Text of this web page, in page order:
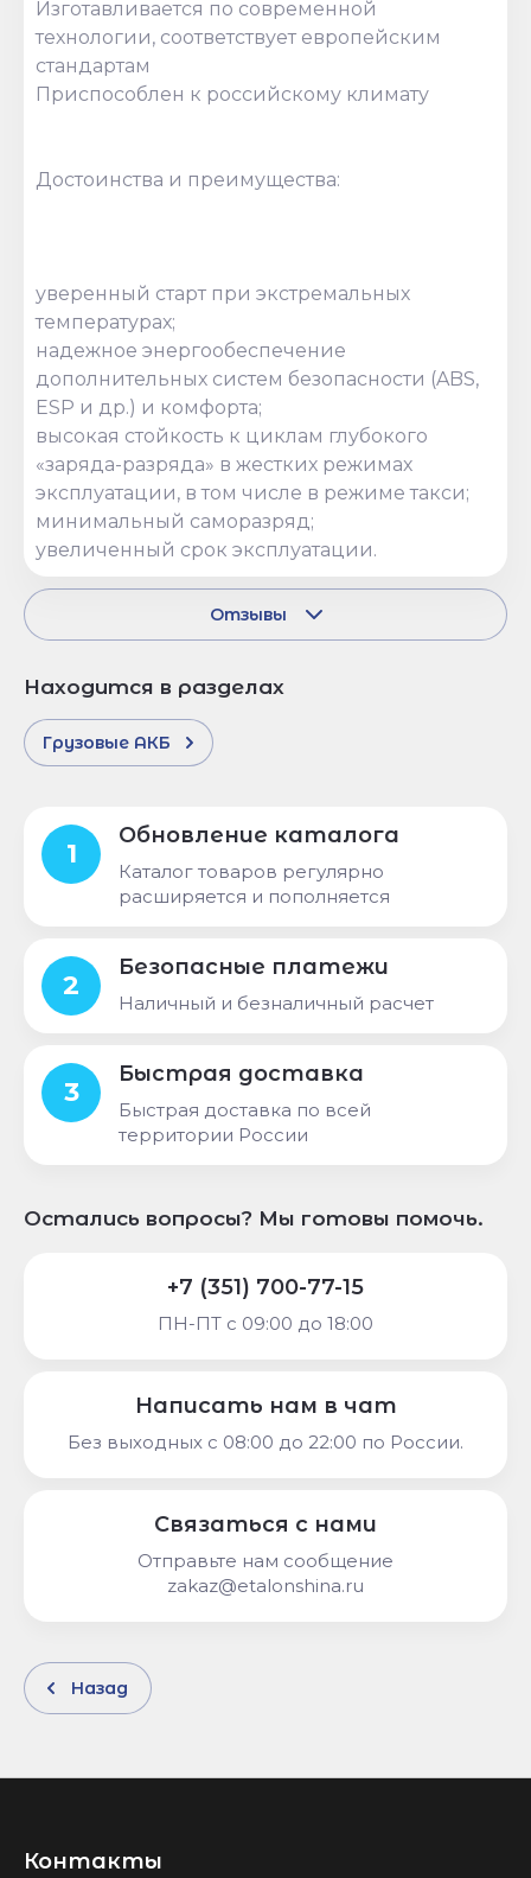
Изготавливается по современной
технологии, соответствует европейским
стандартам
Приспособлен к российскому климату
Достоинства и преимущества:
уверенный старт при экстремальных
температурах;
надежное энергообеспечение
дополнительных систем безопасности (ABS,
ESP и др.) и комфорта;
высокая стойкость к циклам глубокого
«заряда-разряда» в жестких режимах
эксплуатации, в том числе в режиме такси;
минимальный саморазряд;
увеличенный срок эксплуатации.
Отзывы
Находится в разделах
Грузовые АКБ
1
Обновление каталога
Каталог товаров регулярно
расширяется и пополняется
2
Безопасные платежи
Наличный и безналичный расчет
3
Быстрая доставка
Быстрая доставка по всей
территории России
Остались вопросы? Мы готовы помочь.
+7 (351) 700-77-15
ПН-ПТ c 09:00 до 18:00
Написать нам в чат
Без выходных c 08:00 до 22:00 по России.
Связаться с нами
Отправьте нам сообщение
zakaz@etalonshina.ru
Назад
Контакты